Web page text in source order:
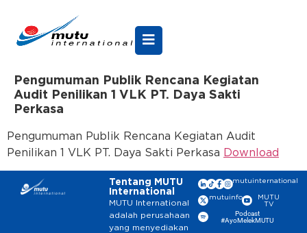
Pengumuman Publik Rencana Kegiatan
Audit Penilikan 1 VLK PT. Daya Sakti
Perkasa
Pengumuman Publik Rencana Kegiatan Audit
Penilikan 1 VLK PT. Daya Sakti Perkasa Download
Tentang MUTU
International
MUTU International
adalah perusahaan
yang menyediakan
mutuinternational
mutuinfo
MUTU
TV
Podcast
#AyoMelekMUTU